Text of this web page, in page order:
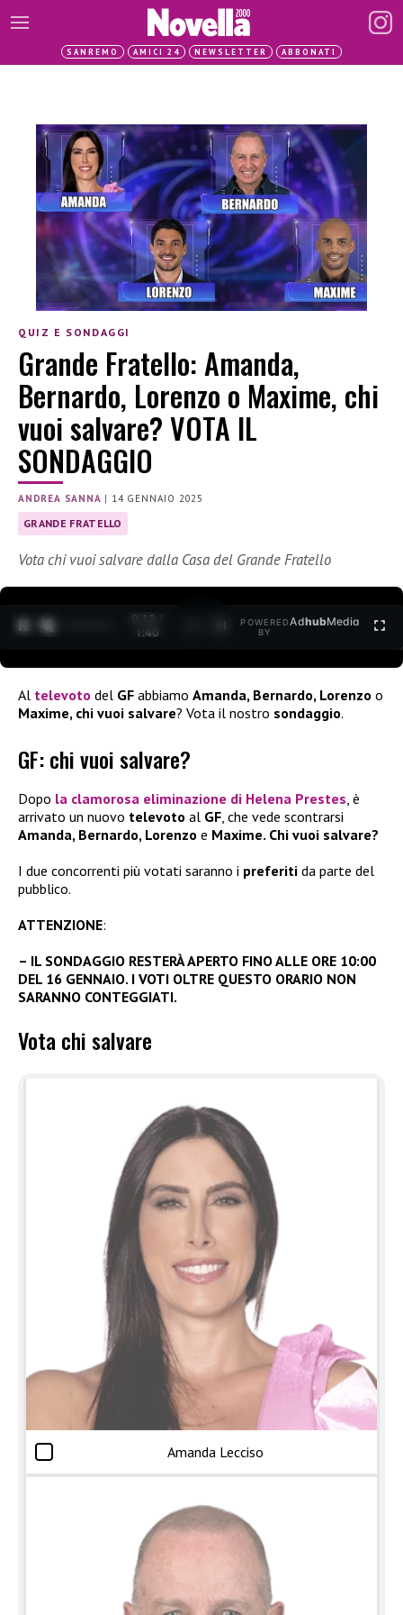
SANREMO AMICI 24 NEWSLETTER ABBONATI
QUIZ E SONDAGGI
Grande Fratello: Amanda,
Bernardo, Lorenzo o Maxime, chi
vuoi salvare? VOTA IL
SONDAGGIO
ANDREA SANNA | 14 GENNAIO 2025
GRANDE FRATELLO
Vota chi vuoi salvare dalla Casa del Grande Fratello
0:13 /
1:40
POWERED
BY
AdhubMedia
Al televoto del GF abbiamo Amanda, Bernardo, Lorenzo o
Maxime, chi vuoi salvare? Vota il nostro sondaggio.
GF: chi vuoi salvare?
Dopo la clamorosa eliminazione di Helena Prestes , è
arrivato un nuovo televoto al GF , che vede scontrarsi
Amanda, Bernardo, Lorenzo e Maxime. Chi vuoi salvare?
I due concorrenti più votati saranno i preferiti da parte del
pubblico.
ATTENZIONE:
– IL SONDAGGIO RESTERÀ APERTO FINO ALLE ORE 10:00
DEL 16 GENNAIO. I VOTI OLTRE QUESTO ORARIO NON
SARANNO CONTEGGIATI.
Vota chi salvare
Amanda Lecciso